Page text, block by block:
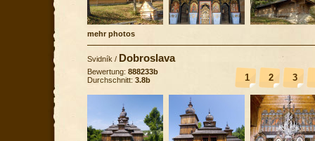
mehr photos
Svidník / Dobroslava
1 2 3
Bewertung: 888233b
Durchschnitt: 3.8b